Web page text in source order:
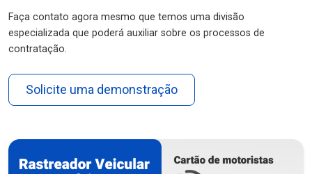
Faça contato agora mesmo que temos uma divisão
especializada que poderá auxiliar sobre os processos de
contratação.
Solicite uma demonstração